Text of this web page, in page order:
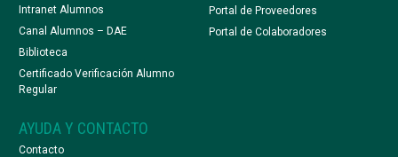
Intranet Alumnos
Canal Alumnos – DAE
Biblioteca
Certificado Verificación Alumno
Regular
Portal de Proveedores
Portal de Colaboradores
AYUDA Y CONTACTO
Contacto